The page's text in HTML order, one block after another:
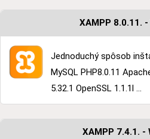
XAMPP 8.0.11.
Jednoduchý spôsob
MySQL PHP8.0.11
5.32.1 OpenSSL 1.1.1l ...
XAMPP 7.4.1. -